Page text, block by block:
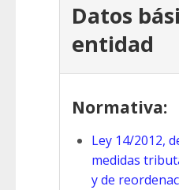
Datos
entidad
Normativa:
Ley 14/2012,
medidas
y de